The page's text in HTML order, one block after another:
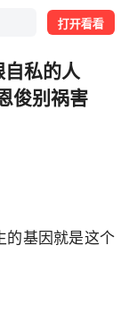
打开看看
私的人
俊别祸害
的基因就是这个